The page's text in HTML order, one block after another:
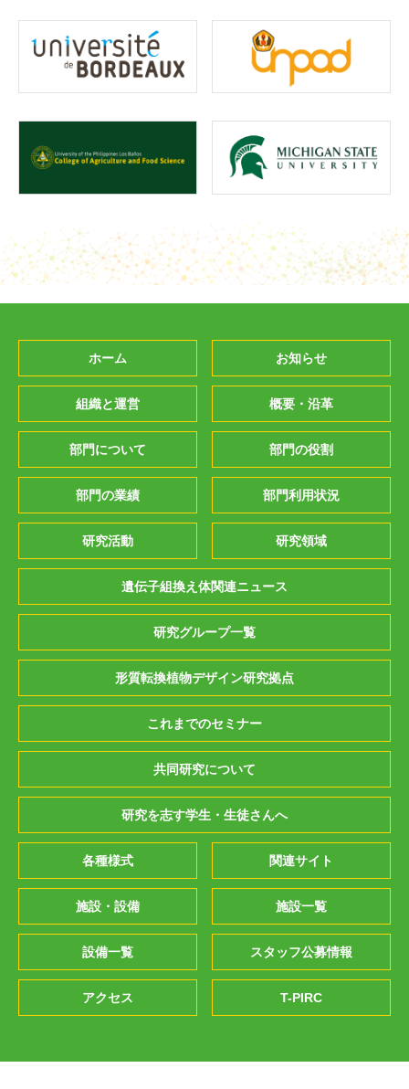
ホーム お知らせ
組織と運営 概要・沿革
部門について 部門の役割
部門の業績 部門利用状況
研究活動 研究領域
遺伝子組換え体関連ニュース
研究グループ一覧
形質転換植物デザイン研究拠点
これまでのセミナー
共同研究について
研究を志す学生・生徒さんへ
各種様式 関連サイト
施設・設備 施設一覧
設備一覧 スタッフ公募情報
アクセス T-PIRC